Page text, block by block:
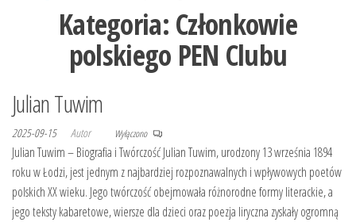
Kategoria: Członkowie
polskiego PEN Clubu
Julian Tuwim
2025-09-15 Autor Wyłączono
Julian Tuwim – Biografia i Twórczość Julian Tuwim, urodzony 13 września 1894
roku w Łodzi, jest jednym z najbardziej rozpoznawalnych i wpływowych poetów
polskich XX wieku. Jego twórczość obejmowała różnorodne formy literackie, a
jego teksty kabaretowe, wiersze dla dzieci oraz poezja liryczna zyskały ogromną